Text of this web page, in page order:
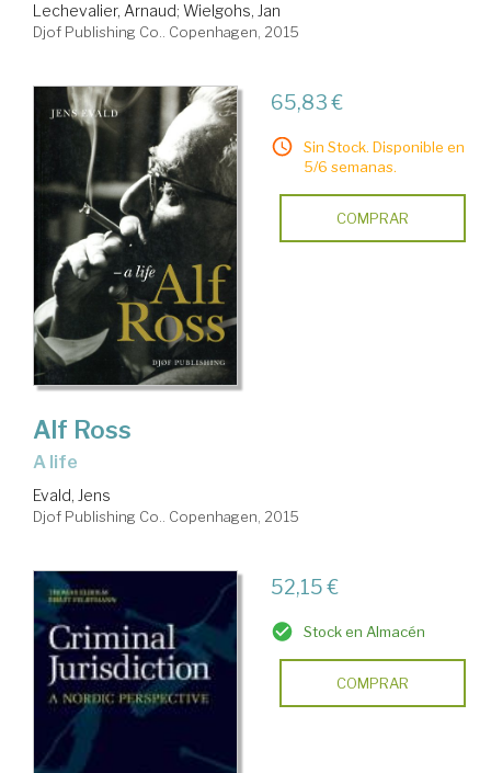
Lechevalier, Arnaud; Wielgohs, Jan
Djof Publishing Co.. Copenhagen, 2015
65,83 €
Sin Stock. Disponible en
5/6 semanas.
COMPRAR
Alf Ross
a life
Evald, Jens
Djof Publishing Co.. Copenhagen, 2015
52,15 €
Stock en Almacén
COMPRAR